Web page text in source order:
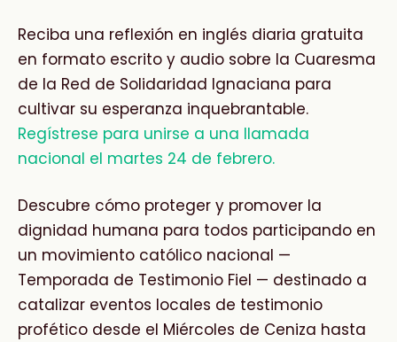
Reciba una reflexión en inglés diaria gratuita
en formato escrito y audio sobre la Cuaresma
de la Red de Solidaridad Ignaciana para
cultivar su esperanza inquebrantable.
Regístrese para unirse a una llamada
nacional el martes 24 de febrero.
Descubre cómo proteger y promover la
dignidad humana para todos participando en
un movimiento católico nacional —
Temporada de Testimonio Fiel — destinado a
catalizar eventos locales de testimonio
profético desde el Miércoles de Ceniza hasta